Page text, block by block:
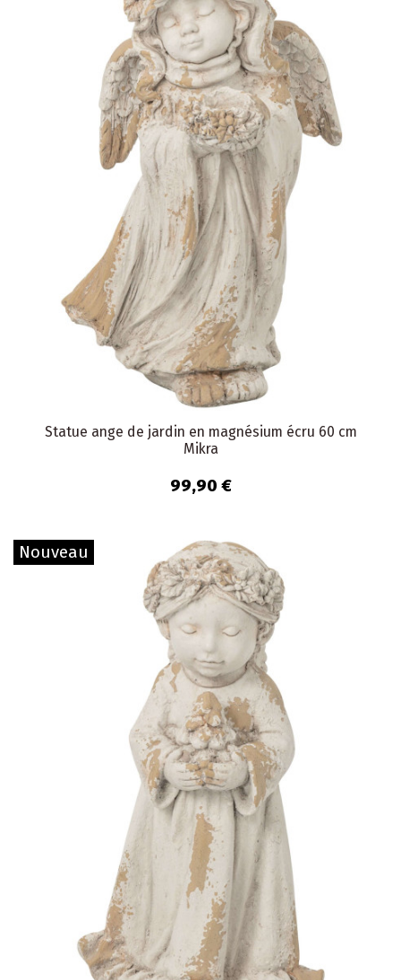
Statue ange de jardin en magnésium écru 60 cm
Mikra
99,90 €
Nouveau